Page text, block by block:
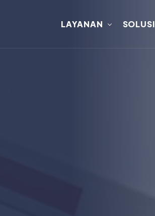
LAYANAN SOLUSI